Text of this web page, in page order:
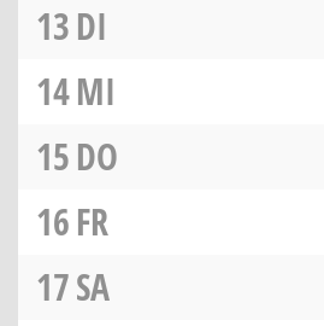
13DI
14MI
15DO
16FR
17SA